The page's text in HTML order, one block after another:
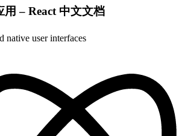
用 – React 中文文档
native user interfaces